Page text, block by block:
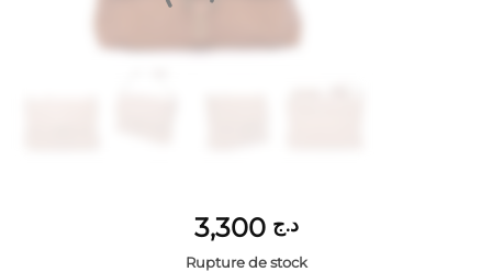
د.ج 3,300
Rupture de stock